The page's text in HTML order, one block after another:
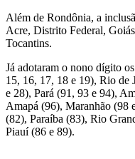
Além de Rondônia, a
Acre, Distrito Federal,
Tocantins.
Já adotaram o nono dígito
15, 16, 17, 18 e 19), Rio de
e 28), Pará (91, 93 e 94),
Amapá (96), Maranhão (98
(82), Paraíba (83), Rio
Piauí (86 e 89).